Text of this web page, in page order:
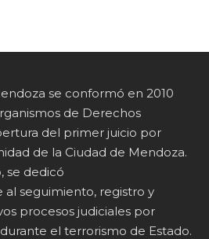
se conformó en 2010
de Derechos
del primer juicio por
de la Ciudad de Mendoza.
se dedicó
seguimiento, registro y
procesos judiciales por
el terrorismo de Estado.